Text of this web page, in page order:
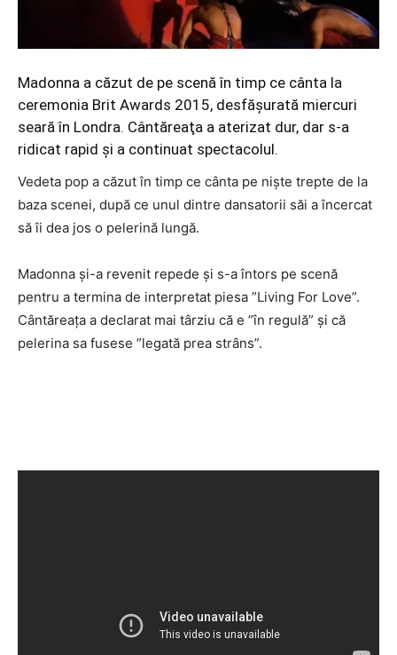
Madonna a căzut de pe scenă în timp ce cânta la
ceremonia Brit Awards 2015, desfăşurată miercuri
seară în Londra. Cântăreaţa a aterizat dur, dar s-a
ridicat rapid şi a continuat spectacolul.
Vedeta pop a căzut în timp ce cânta pe nişte trepte de la
baza scenei, după ce unul dintre dansatorii săi a încercat
să îi dea jos o pelerină lungă.
Madonna şi-a revenit repede şi s-a întors pe scenă
pentru a termina de interpretat piesa ”Living For Love”.
Cântăreaţa a declarat mai târziu că e ”în regulă” şi că
pelerina sa fusese ”legată prea strâns”.